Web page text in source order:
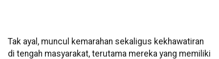
Tak ayal, muncul kemarahan sekaligus kekhawatiran
di tengah masyarakat, terutama mereka yang memiliki